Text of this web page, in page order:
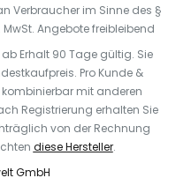
Verbraucher im Sinne des §
MwSt. Angebote freibleibend
Erhalt 90 Tage gültig. Sie
Pro Kunde &
mit anderen
Registrierung erhalten Sie
von der Rechnung
diese Hersteller.
GmbH